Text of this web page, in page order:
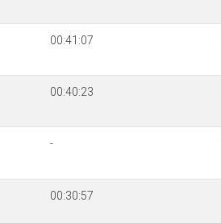
00:41:07
00:40:23
-
00:30:57